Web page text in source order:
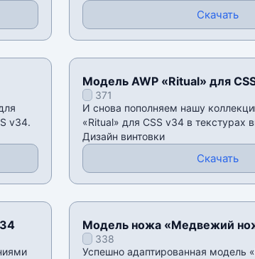
Скачать
v34.
Модель AWP «Ritual» для
371
И снова пополняем нашу
«Ritual» для CSS v34 в текстурах
Дизайн винтовки
Скачать
Модель ножа «Медвежий
для CSS v34
338
Успешно адаптированная модель